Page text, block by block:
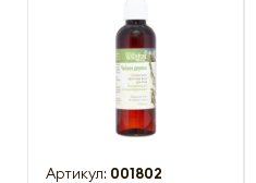
Артикул: 001802